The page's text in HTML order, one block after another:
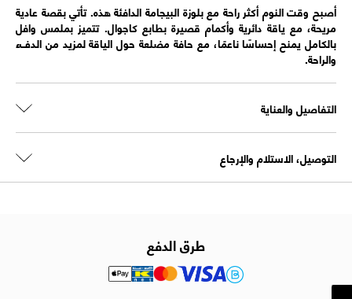
أصبح وقت النوم أكثر راحة مع بلوزة البيجامة الدافئة هذه. تأتي بقصة عادية
مريحة، مع ياقة دائرية وأكمام قصيرة بطابع كاجوال. تتميز بملمس وافل
بالكامل يمنح إحساسًا ناعمًا، مع حافة مضلعة حول الياقة لمزيد من الدفء
والراحة.
التفاصيل والعناية
التوصيل، الاستلام والإرجاع
طرق الدفع